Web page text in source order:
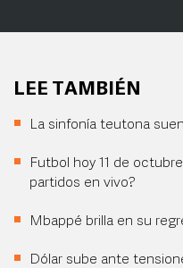
LEE TAMBIÉN
La sinfonía teutona
Futbol hoy 11 de
partidos en vivo?
Mbappé brilla en su
Dólar sube ante